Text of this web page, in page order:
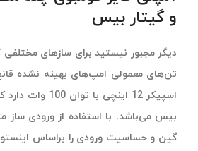
و گیتار بیس
دیگر مجبور نیستید برای سازهای
اسپیکر 12
بیس می‌باشد. با استفاده از ورودی ساز
گین و حساسیت ورودی را براساس